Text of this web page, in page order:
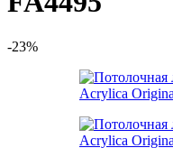
-23%